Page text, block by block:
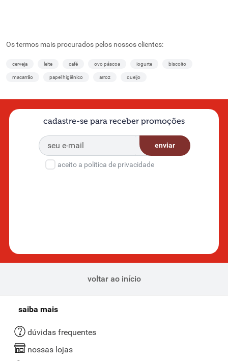
Os termos mais procurados pelos nossos clientes:
cerveja leite café ovo páscoa iogurte biscoito
macarrão papel higiênico arroz queijo
cadastre-se para receber promoções
enviar
aceito a política de privacidade
voltar ao início
saiba mais
dúvidas frequentes
nossas lojas